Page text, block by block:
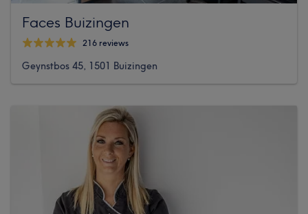
Faces Buizingen
216 reviews
Geynstbos 45, 1501 Buizingen